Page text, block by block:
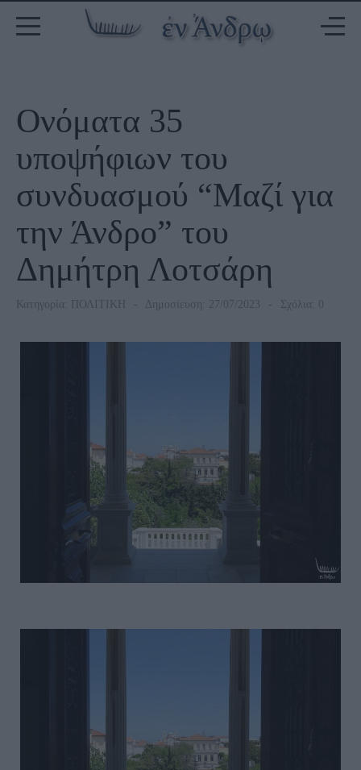
Ονόματα 35
υποψήφιων του
συνδυασμού “Μαζί για
την Άνδρο” του
Δημήτρη Λοτσάρη
Κατηγορία: ΠΟΛΙΤΙΚΗ Δημοσίευση: 27/07/2023 Σχόλια: 0